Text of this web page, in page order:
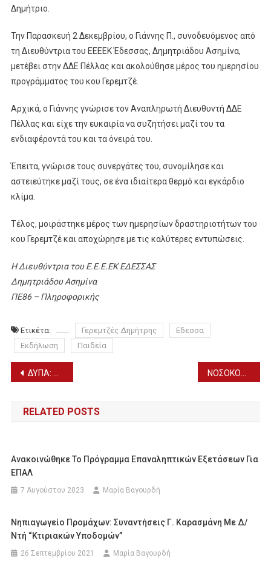
Δημήτριο.
Την Παρασκευή 2 Δεκεμβρίου, ο Γιάννης Π., συνοδευόμενος από
τη Διευθύντρια του ΕΕΕΕΚ Έδεσσας, Δημητριάδου Ασημίνα,
μετέβει στην ΔΔΕ Πέλλας και ακολούθησε μέρος του ημερησίου
προγράμματος του κου Γερεμτζέ.
Αρχικά, ο Γιάννης γνώρισε τον Αναπληρωτή Διευθυντή ΔΔΕ
Πέλλας και είχε την ευκαιρία να συζητήσει μαζί του τα
ενδιαφέροντά του και τα όνειρά του.
Έπειτα, γνώρισε τους συνεργάτες του, συνομίλησε και
αστειεύτηκε μαζί τους, σε ένα ιδιαίτερα θερμό και εγκάρδιο
κλίμα.
Τέλος, μοιράστηκε μέρος των ημερησίων δραστηριοτήτων του
κου Γερεμτζέ και αποχώρησε με τις καλύτερες εντυπώσεις.
Η Διευθύντρια του Ε.Ε.Ε.ΕΚ ΕΔΕΣΣΑΣ
Δημητριάδου Ασημίνα
ΠΕ86 – Πληροφορικής
Ετικέτα: Γερεμτζές Δημήτρης
Εδεσσα
Εκδήλωση
Παιδεία
Πλοήγηση
άρθρων
ΔΥΠΑ: Πρόσληψη 60 εργασιακών συμβούλων – Τα προσωρινά αποτελέσματα
RELATED POSTS
Ανακοινώθηκε Το Πρόγραμμα Επαναληπτικών Εξετάσεων Για
ΕΠΑΛ
7 Αυγούστου 2023 Μαρία Βαγουρδή
Νηπιαγωγείο Προμάχων: Συναντήσεις Γ. Καρασμάνη Με Δ/
Ντή “Κτιριακών Υποδομών”
26 Σεπτεμβρίου 2021 Μαρία Βαγουρδή